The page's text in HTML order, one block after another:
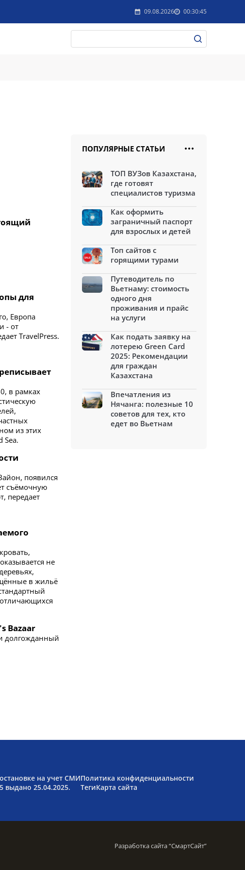
09.08.2026 00:30:45
для
Европа
- от
TravelPress.
в рамках
из этих
Sea.
появился
съёмочную
передает
не
в жильё
Bazaar
долгожданный
ПОПУЛЯРНЫЕ СТАТЬИ
ТОП ВУЗов Казахстана,
где готовят
специалистов туризма
Как оформить
заграничный паспорт
для взрослых и детей
Топ сайтов с
горящими турами
Путеводитель по
Вьетнаму: стоимость
одного дня
проживания и прайс
на услуги
Как подать заявку на
лотерею Green Card
2025: Рекомендации
для граждан
Казахстана
Впечатления из
Нячанга: полезные 10
советов для тех, кто
едет во Вьетнам
на учет СМИ
выдано 25.04.2025.
Политика конфиденциальности
ТегиКарта сайта
Разработка сайта “СмартСайт”